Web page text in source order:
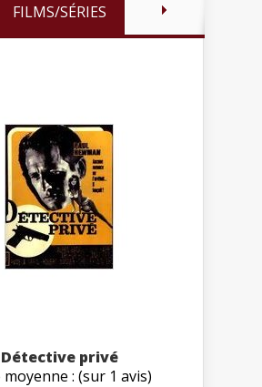
FILMS/SÉRIES
Détective privé
: (sur 1 avis)